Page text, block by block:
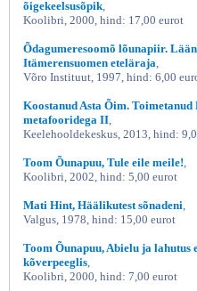
õigekeelsusõpik
Koolibri, 2000, hind: 17,00 eurot
Õdagumeresoomõ lõunapiir.
Itämerensuomen eteläraja
Võro Instituut, 1997, hind: 6,00
Koostanud Asta Õim.
metafooridega II
Keelehooldekeskus, 2013, hind:
Toom Õunapuu, Tule eile meile!
Koolibri, 2002, hind: 5,00 eurot
Mati Hint, Häälikutest sõnadeni
Valgus, 1978, hind: 15,00 eurot
Toom Õunapuu, Abielu ja
kõverpeeglis
Koolibri, 2000, hind: 7,00 eurot